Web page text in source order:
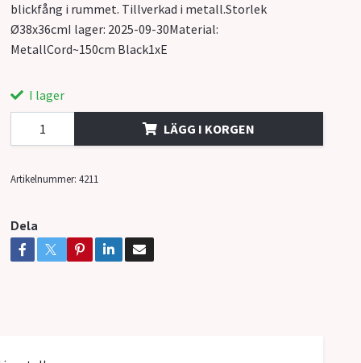
blickfång i rummet. Tillverkad i metall.Storlek
Ø38x36cmI lager: 2025-09-30Material:
MetallCord~150cm Black1xE
I lager
LÄGG I KORGEN
Artikelnummer: 4211
Dela